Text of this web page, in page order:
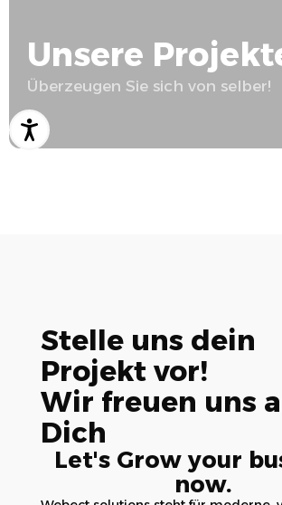
Unsere
Überzeugen Sie sich von selber!
Stelle uns dein
Projekt vor!
Wir freuen uns
Dich
Let's Grow your
now.